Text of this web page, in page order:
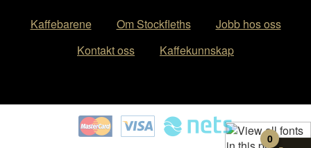
0
Kaffebarene Om Stockfleths
Jobb hos oss
Kontakt oss
Kaffekunnskap